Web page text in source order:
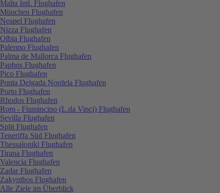
Malta Intl. Flughafen
München Flughafen
Neapel Flughafen
Nizza Flughafen
Olbia Flughafen
Palermo Flughafen
Palma de Mallorca Flughafen
Paphos Flughafen
Pico Flughafen
Ponta Delgada Nordela Flughafen
Porto Flughafen
Rhodos Flughafen
Rom - Fiumincino (L.da Vinci) Flughafen
Sevilla Flughafen
Split Flughafen
Teneriffa Süd Flughafen
Thessaloniki Flughafen
Tirana Flughafen
Valencia Flughafen
Zadar Flughafen
Zakynthos Flughafen
Alle Ziele im Überblick